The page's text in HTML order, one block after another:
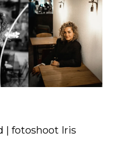
| fotoshoot Iris